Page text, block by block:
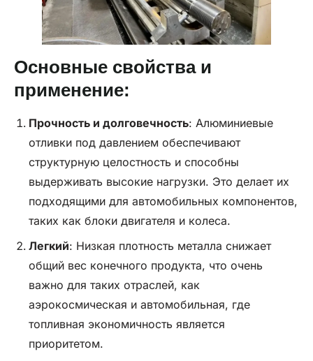
Основные свойства и
применение:
Прочность и долговечность: Алюминиевые
отливки под давлением обеспечивают
структурную целостность и способны
выдерживать высокие нагрузки. Это делает их
подходящими для автомобильных компонентов,
таких как блоки двигателя и колеса.
Легкий: Низкая плотность металла снижает
общий вес конечного продукта, что очень
важно для таких отраслей, как
аэрокосмическая и автомобильная, где
топливная экономичность является
приоритетом.